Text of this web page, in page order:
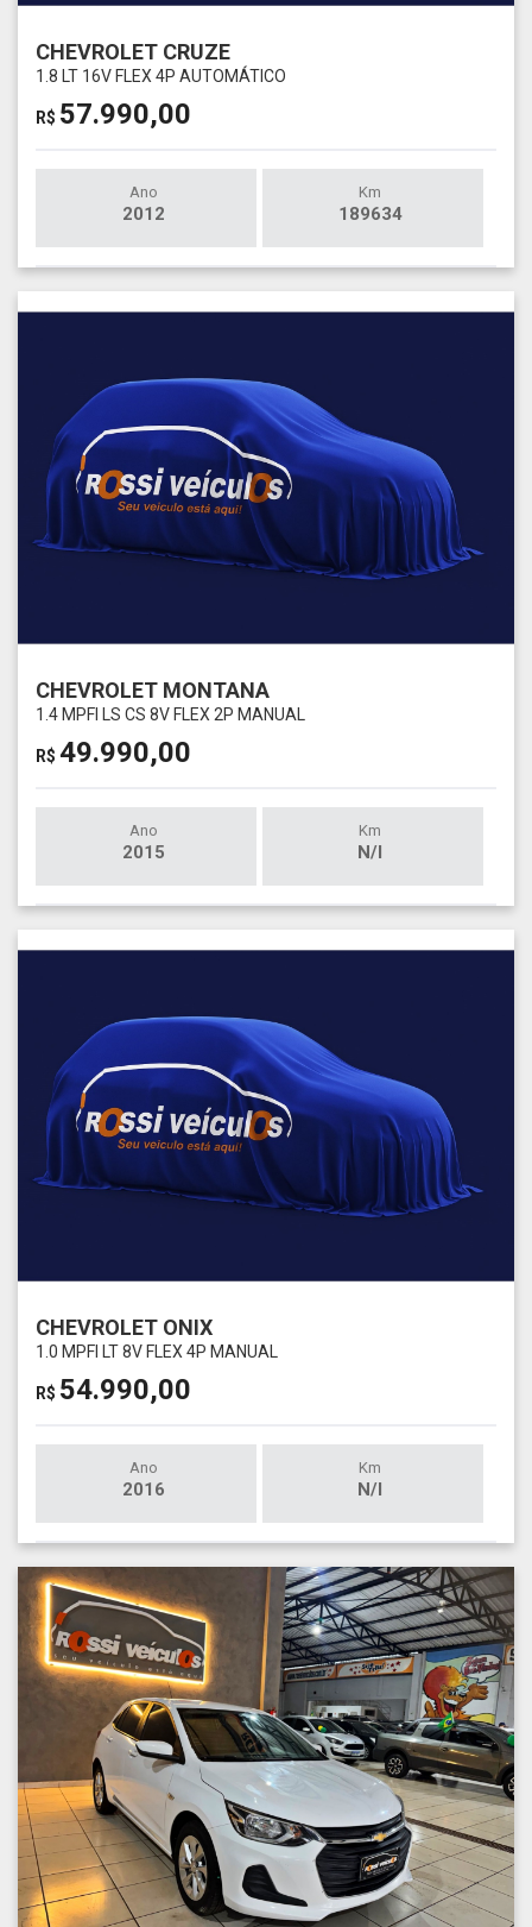
CHEVROLET CRUZE
1.8 LT 16V FLEX 4P AUTOMÁTICO
R$ 57.990,00
Ano
2012
Km
189634
CHEVROLET MONTANA
1.4 MPFI LS CS 8V FLEX 2P MANUAL
R$ 49.990,00
Ano
2015
Km
N/I
CHEVROLET ONIX
1.0 MPFI LT 8V FLEX 4P MANUAL
R$ 54.990,00
Ano
2016
Km
N/I